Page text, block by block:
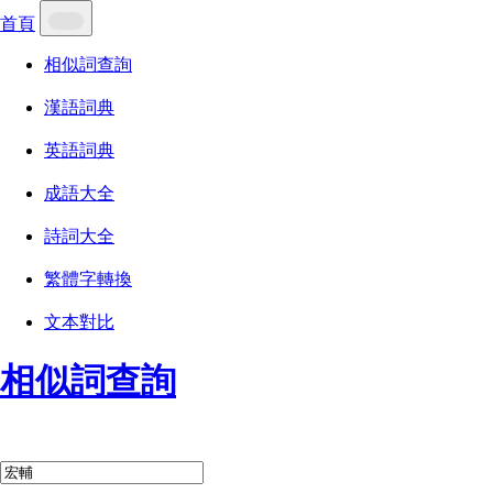
首頁
相似詞查詢
漢語詞典
英語詞典
成語大全
詩詞大全
繁體字轉換
文本對比
相似詞查詢